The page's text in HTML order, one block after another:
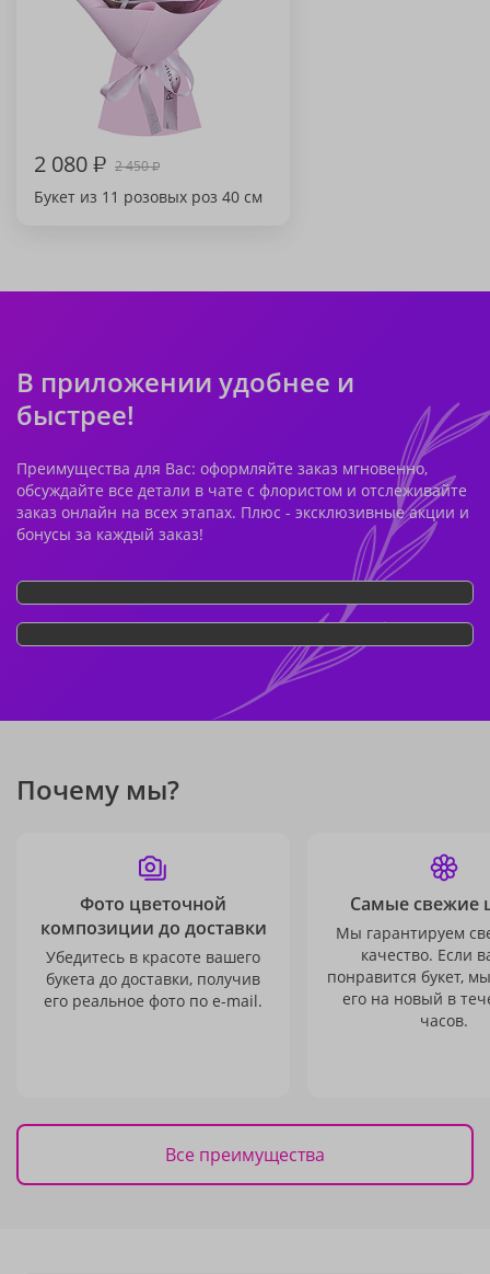
2 080₽ 2 450₽
Букет из 11 розовых роз 40 см
В приложении удобнее и
быстрее!
Преимущества для Вас: оформляйте заказ мгновенно,
обсуждайте все детали в чате с флористом и отслеживайте
заказ онлайн на всех этапах. Плюс - эксклюзивные акции и
бонусы за каждый заказ!
Почему мы?
Фото цветочной
композиции до доставки
Убедитесь в красоте вашего
букета до доставки, получив
его реальное фото по e-mail.
Самые свежие
Мы гарантируем
качество. Если
понравится букет,
его на новый в
часов.
Все преимущества